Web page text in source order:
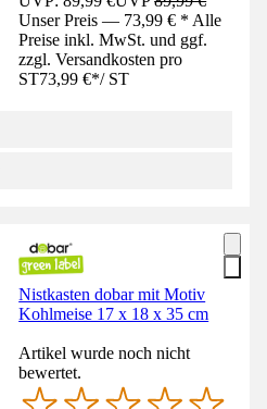
Unser Preis — 73,99 € * Alle
Preise inkl. MwSt. und ggf.
zzgl. Versandkosten pro
ST73,99 €*/ ST
Nistkasten dobar mit Motiv
Kohlmeise 17 x 18 x 35 cm
Artikel wurde noch nicht
bewertet.